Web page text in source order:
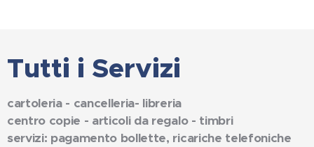
Tutti i Servizi
cartoleria - cancelleria- libreria
centro copie - articoli da regalo - timbri
servizi: pagamento bollette, ricariche telefoniche